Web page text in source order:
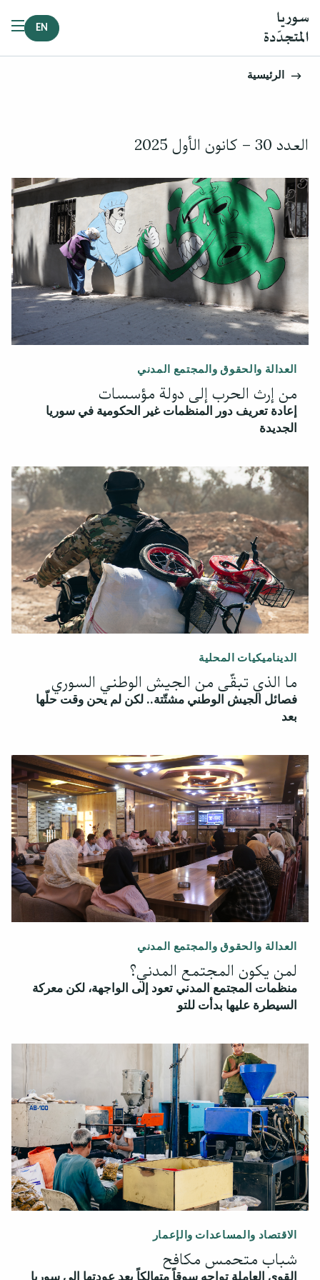
EN
الرئيسية
العدد 30 – كانون الأول 2025
العدالة والحقوق والمجتمع المدني
من إرث الحرب إلى دولة مؤسسات
إعادة تعريف دور المنظمات غير الحكومية في سوريا
الجديدة
الديناميكيات المحلية
ما الذي تبقّى من الجيش الوطني السوري
فصائل الجيش الوطني مشتّتة.. لكن لم يحن وقت حلّها
بعد
العدالة والحقوق والمجتمع المدني
لمن يكون المجتمع المدني؟
منظمات المجتمع المدني تعود إلى الواجهة، لكن معركة
السيطرة عليها بدأت للتو
الاقتصاد والمساعدات والإعمار
شباب متحمس مكافح